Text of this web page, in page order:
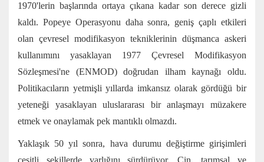
1970'lerin başlarında ortaya çıkana kadar son derece gizli
kaldı. Popeye Operasyonu daha sonra, geniş çaplı etkileri
olan çevresel modifikasyon tekniklerinin düşmanca askeri
kullanımını yasaklayan 1977 Çevresel Modifikasyon
Sözleşmesi'ne (ENMOD) doğrudan ilham kaynağı oldu.
Politikacıların yetmişli yıllarda imkansız olarak gördüğü bir
yeteneği yasaklayan uluslararası bir anlaşmayı müzakere
etmek ve onaylamak pek mantıklı olmazdı.
Yaklaşık 50 yıl sonra, hava durumu değiştirme girişimleri